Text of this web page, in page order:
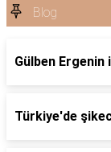
Blog
Gülben Ergenin
Türkiye'de